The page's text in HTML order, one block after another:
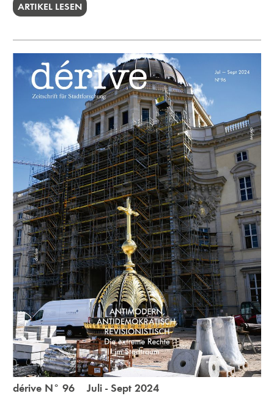
ARTIKEL LESEN
dérive N° 96 Juli - Sept 2024